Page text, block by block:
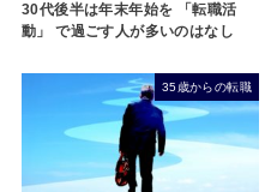
30代後半は年末年始を 「転職活
動」 で過ごす人が多いのはなし
35歳からの転職